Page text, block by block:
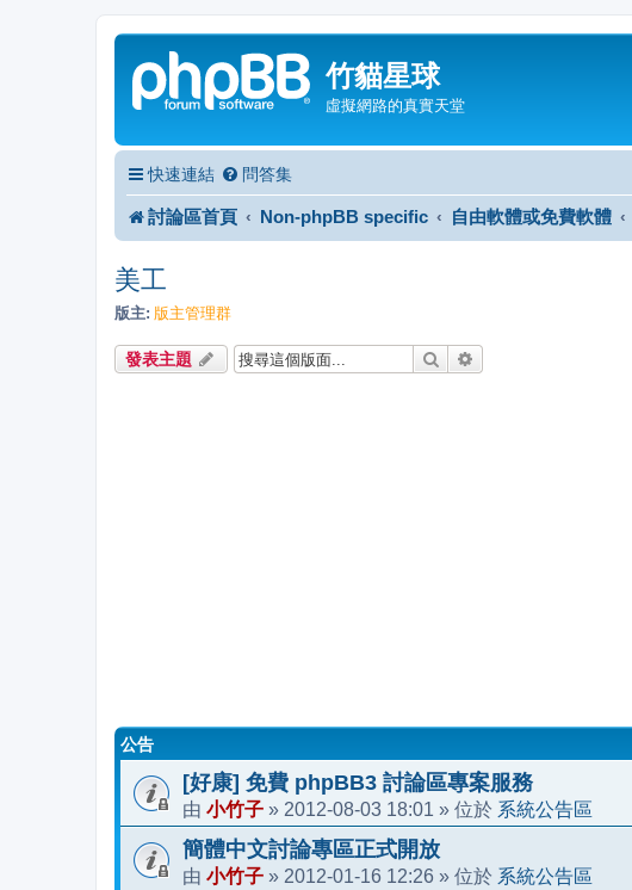
竹貓星球
虛擬網路的真實天堂
快速連結 問答集
討論區首頁 Non-phpBB specific 自由軟體或免費軟體
美工
版主: 版主管理群
發表主題 搜尋
公告
[好康] 免費 phpBB3 討論區專案服務
由 小竹子 » 2012-08-03 18:01 » 位於 系統公告區
簡體中文討論專區正式開放
由 小竹子 » 2012-01-16 12:26 » 位於 系統公告區